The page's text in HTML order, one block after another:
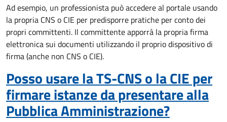
Ad esempio, un professionista può accedere al portale usando
la propria CNS o CIE per predisporre pratiche per conto dei
propri committenti. Il committente apporrà la propria firma
elettronica sui documenti utilizzando il proprio dispositivo di
firma (anche non CNS o CIE).
Posso usare la TS-CNS o la CIE per
firmare istanze da presentare alla
Pubblica Amministrazione?